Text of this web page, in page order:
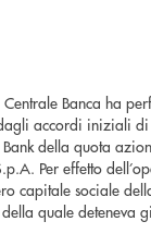
Banca ha
accordi iniziali
Bank della quota
Per effetto
capitale sociale
quale deteneva